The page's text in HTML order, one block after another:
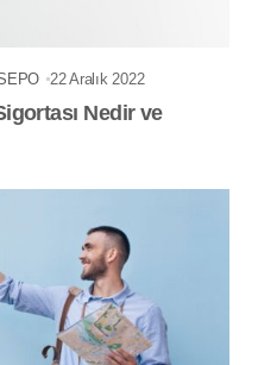
22 Aralık 2022
Nedir ve